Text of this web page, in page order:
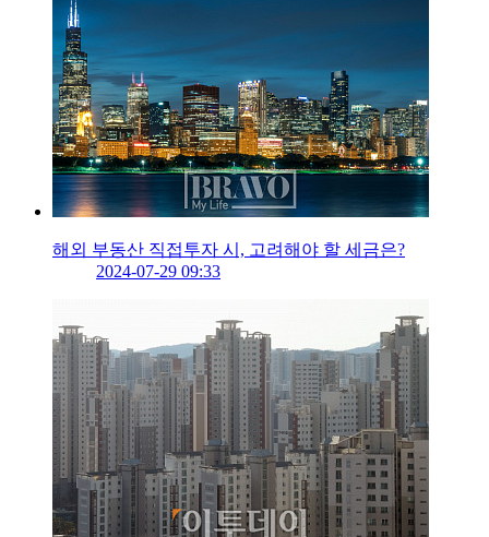
해외 부동산 직접투자 시, 고려해야 할 세금은?
2024-07-29 09:33